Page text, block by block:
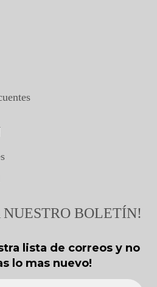
NUESTRO BOLETÍN!
lista de correos y no
lo mas nuevo!